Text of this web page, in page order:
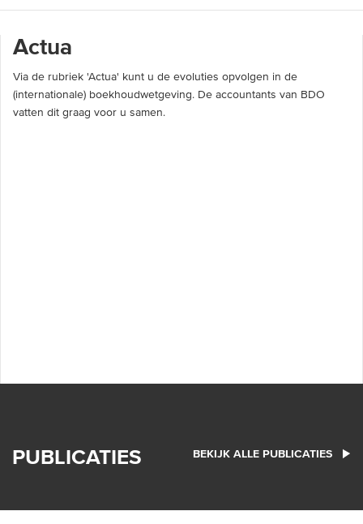
Actua
Via de rubriek 'Actua' kunt u de evoluties opvolgen in de
(internationale) boekhoudwetgeving. De accountants van BDO
vatten dit graag voor u samen.
PUBLICATIES BEKIJK ALLE PUBLICATIES